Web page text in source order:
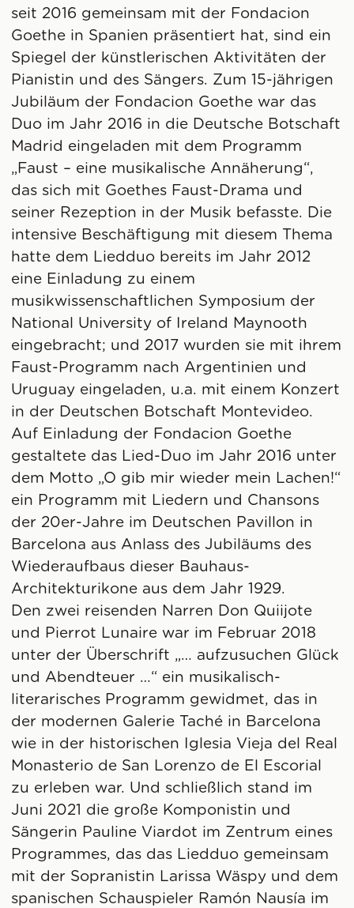
seit 2016 gemeinsam mit der Fondacion
Goethe in Spanien präsentiert hat, sind ein
Spiegel der künstlerischen Aktivitäten der
Pianistin und des Sängers. Zum 15-jährigen
Jubiläum der Fondacion Goethe war das
Duo im Jahr 2016 in die Deutsche Botschaft
Madrid eingeladen mit dem Programm
„Faust – eine musikalische Annäherung“,
das sich mit Goethes Faust-Drama und
seiner Rezeption in der Musik befasste. Die
intensive Beschäftigung mit diesem Thema
hatte dem Liedduo bereits im Jahr 2012
eine Einladung zu einem
musikwissenschaftlichen Symposium der
National University of Ireland Maynooth
eingebracht; und 2017 wurden sie mit ihrem
Faust-Programm nach Argentinien und
Uruguay eingeladen, u.a. mit einem Konzert
in der Deutschen Botschaft Montevideo.
Auf Einladung der Fondacion Goethe
gestaltete das Lied-Duo im Jahr 2016 unter
dem Motto „O gib mir wieder mein Lachen!“
ein Programm mit Liedern und Chansons
der 20er-Jahre im Deutschen Pavillon in
Barcelona aus Anlass des Jubiläums des
Wiederaufbaus dieser Bauhaus-
Architekturikone aus dem Jahr 1929.
Den zwei reisenden Narren Don Quiijote
und Pierrot Lunaire war im Februar 2018
unter der Überschrift „… aufzusuchen Glück
und Abendteuer …“ ein musikalisch-
literarisches Programm gewidmet, das in
der modernen Galerie Taché in Barcelona
wie in der historischen Iglesia Vieja del Real
Monasterio de San Lorenzo de El Escorial
zu erleben war. Und schließlich stand im
Juni 2021 die große Komponistin und
Sängerin Pauline Viardot im Zentrum eines
Programmes, das das Liedduo gemeinsam
mit der Sopranistin Larissa Wäspy und dem
spanischen Schauspieler Ramón Nausía im